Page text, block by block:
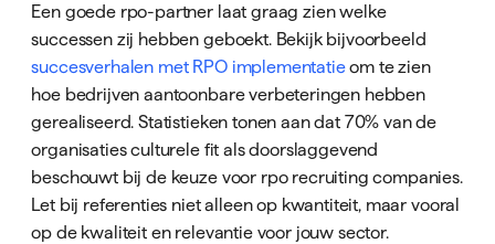
Een goede rpo-partner laat graag zien welke
successen zij hebben geboekt. Bekijk bijvoorbeeld
succesverhalen met RPO implementatieom te zien
hoe bedrijven aantoonbare verbeteringen hebben
gerealiseerd. Statistieken tonen aan dat 70% van de
organisaties culturele fit als doorslaggevend
beschouwt bij de keuze voor rpo recruiting companies.
Let bij referenties niet alleen op kwantiteit, maar vooral
op de kwaliteit en relevantie voor jouw sector.